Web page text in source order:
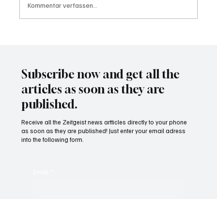
Kommentar verfassen...
Subscribe now and get all the
articles as soon as they are
published.
Receive all the Zeitgeist news artticles directly to your phone
as soon as they are published! Just enter your email adress
into the following form.